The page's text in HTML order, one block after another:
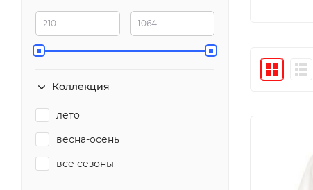
Коллекция
лето
весна-осень
все сезоны